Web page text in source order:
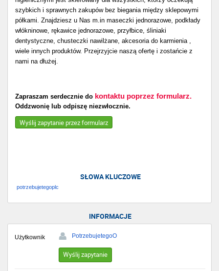
szybkich i sprawnych zakupów bez biegania między sklepowymi
półkami. Znajdziesz u Nas m.in maseczki jednorazowe, podkłady
włókninowe, rękawice jednorazowe, przyłbice, śliniaki
dentystyczne, chusteczki nawilżane, akcesoria do karmienia ,
wiele innych produktów. Przejrzyjcie naszą ofertę i zostańcie z
nami na dłużej.
Zapraszam serdecznie do kontaktu poprzez formularz.
Oddzwonię lub odpiszę niezwłocznie.
Wyślij zapytanie przez formularz
SŁOWA KLUCZOWE
potrzebujetegoplc
INFORMACJE
Użytkownik PotrzebujetegoO
Wyślij zapytanie